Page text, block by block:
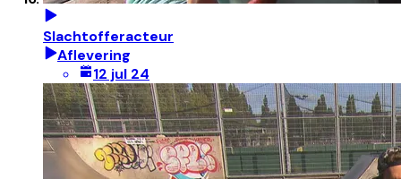
Slachtofferacteur
Aflevering
12 jul 24